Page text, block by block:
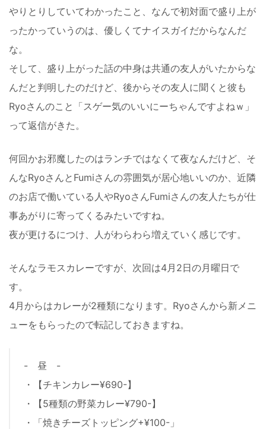
やりとりしていてわかったこと、なんで初対面で盛り上が
ったかっていうのは、優しくてナイスガイだからなんだ
な。
そして、盛り上がった話の中身は共通の友人がいたからな
んだと判明したのだけど、後からその友人に聞くと彼も
Ryoさんのこと「スゲー気のいいにーちゃんですよねｗ」
って返信がきた。
何回かお邪魔したのはランチではなくて夜なんだけど、そ
んなRyoさんとFumiさんの雰囲気が居心地いいのか、近隣
のお店で働いている人やRyoさんFumiさんの友人たちが仕
事あがりに寄ってくるみたいですね。
夜が更けるにつけ、人がわらわら増えていく感じです。
そんなラモスカレーですが、次回は4月2日の月曜日で
す。
4月からはカレーが2種類になります。Ryoさんから新メニ
ューをもらったので転記しておきますね。
- 昼 -
・【チキンカレー¥690-】
・【5種類の野菜カレー¥790-】
・「焼きチーズトッピング+¥100-」